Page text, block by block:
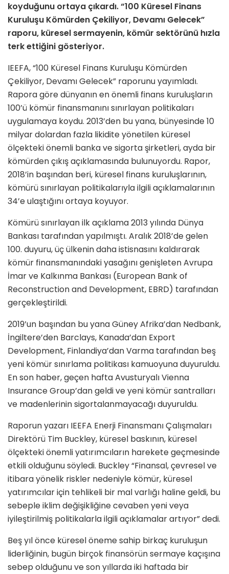
koyduğunu ortaya çıkardı. “100 Küresel Finans
Kuruluşu Kömürden Çekiliyor, Devamı Gelecek”
raporu, küresel sermayenin, kömür sektörünü hızla
terk ettiğini gösteriyor.
IEEFA, “100 Küresel Finans Kuruluşu Kömürden
Çekiliyor, Devamı Gelecek” raporunu yayımladı.
Rapora göre dünyanın en önemli finans kuruluşların
100’ü kömür finansmanını sınırlayan politikaları
uygulamaya koydu. 2013’den bu yana, bünyesinde 10
milyar dolardan fazla likidite yönetilen küresel
ölçekteki önemli banka ve sigorta şirketleri, ayda bir
kömürden çıkış açıklamasında bulunuyordu. Rapor,
2018’in başından beri, küresel finans kuruluşlarının,
kömürü sınırlayan politikalarıyla ilgili açıklamalarının
34’e ulaştığını ortaya koyuyor.
Kömürü sınırlayan ilk açıklama 2013 yılında Dünya
Bankası tarafından yapılmıştı. Aralık 2018’de gelen
100. duyuru, üç ülkenin daha istisnasını kaldırarak
kömür finansmanındaki yasağını genişleten Avrupa
İmar ve Kalkınma Bankası (European Bank of
Reconstruction and Development, EBRD) tarafından
gerçekleştirildi.
2019’un başından bu yana Güney Afrika’dan Nedbank,
İngiltere’den Barclays, Kanada’dan Export
Development, Finlandiya’dan Varma tarafından beş
yeni kömür sınırlama politikası kamuoyuna duyuruldu.
En son haber, geçen hafta Avusturyalı Vienna
Insurance Group’dan geldi ve yeni kömür santralları
ve madenlerinin sigortalanmayacağı duyuruldu.
Raporun yazarı IEEFA Enerji Finansmanı Çalışmaları
Direktörü Tim Buckley, küresel baskının, küresel
ölçekteki önemli yatırımcıların harekete geçmesinde
etkili olduğunu söyledi. Buckley “Finansal, çevresel ve
itibara yönelik riskler nedeniyle kömür, küresel
yatırımcılar için tehlikeli bir mal varlığı haline geldi, bu
sebeple iklim değişikliğine cevaben yeni veya
iyileştirilmiş politikalarla ilgili açıklamalar artıyor” dedi.
Beş yıl önce küresel öneme sahip birkaç kuruluşun
liderliğinin, bugün birçok finansörün sermaye kaçışına
sebep olduğunu ve son yıllarda iki haftada bir